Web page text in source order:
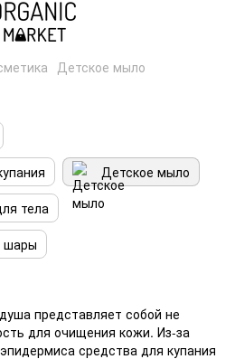
Детское мыло
Детское мыло
тела
шары
представляет собой не
для очищения кожи. Из-за
средства для купания